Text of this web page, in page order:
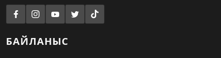
БАЙЛАНЫС